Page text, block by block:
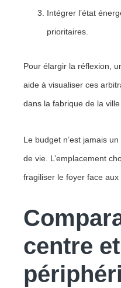
Intégrer l’état
prioritaires.
Pour élargir la réflexion,
aide à visualiser ces
dans la fabrique de la
Le budget n’est jamais
de vie. L’emplacement
fragiliser le foyer face aux
centre et